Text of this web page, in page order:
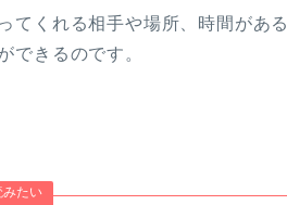
てくれる相手や場所、時間があ
できるのです。